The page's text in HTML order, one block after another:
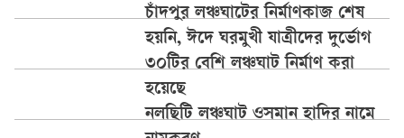
চাঁদপুর লঞ্চঘাটের নির্মাণকাজ শেষ
হয়নি, ঈদে ঘরমুখী যাত্রীদের দুর্ভোগ
৩০টির বেশি লঞ্চঘাট নির্মাণ করা
হয়েছে
নলছিটি লঞ্চঘাট ওসমান হাদির নামে